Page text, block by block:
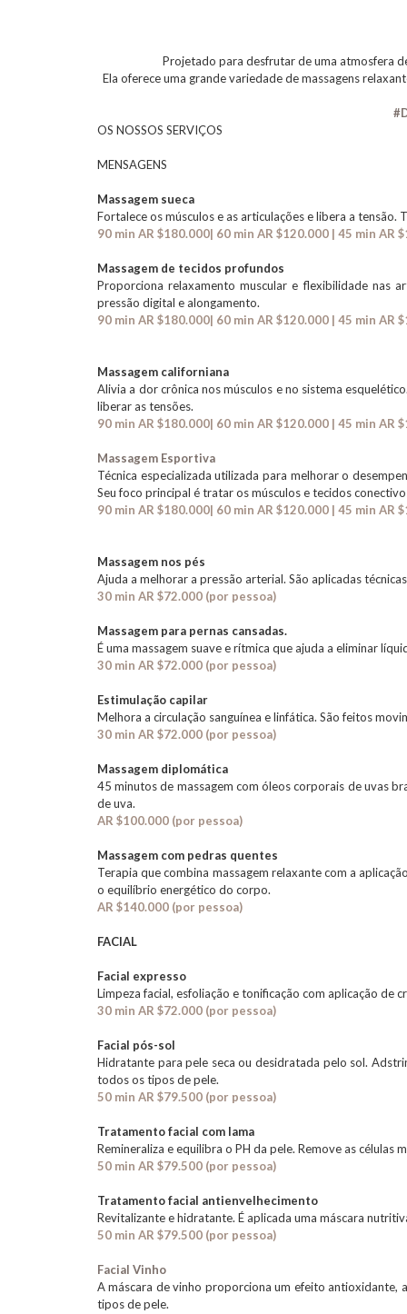
Projetado para desfrutar de uma atmosfera
Ela oferece uma grande variedade de massagens
OS NOSSOS SERVIÇOS
MENSAGENS
Massagem sueca
Fortalece os músculos e as articulações e libera a
90 min AR $180.000| 60 min AR $120.000 | 45 min AR
Massagem de tecidos profundos
Proporciona relaxamento muscular e flexibilidade nas
pressão digital e alongamento.
90 min AR $180.000| 60 min AR $120.000 | 45 min AR
Massagem californiana
Alivia a dor crônica nos músculos e no sistema
liberar as tensões.
90 min AR $180.000| 60 min AR $120.000 | 45 min AR
Massagem Esportiva
Técnica especializada utilizada para melhorar o
Seu foco principal é tratar os músculos e tecidos
90 min AR $180.000| 60 min AR $120.000 | 45 min AR
Massagem nos pés
Ajuda a melhorar a pressão arterial. São aplicadas
30 min AR $72.000 (por pessoa)
Massagem para pernas cansadas.
É uma massagem suave e rítmica que ajuda a eliminar
30 min AR $72.000 (por pessoa)
Estimulação capilar
Melhora a circulação sanguínea e linfática. São feitos
30 min AR $72.000 (por pessoa)
Massagem diplomática
45 minutos de massagem com óleos corporais de uvas
de uva.
AR $100.000 (por pessoa)
Massagem com pedras quentes
Terapia que combina massagem relaxante com a
o equilíbrio energético do corpo.
AR $140.000 (por pessoa)
FACIAL
Facial expresso
Limpeza facial, esfoliação e tonificação com aplicação de
30 min AR $72.000 (por pessoa)
Facial pós-sol
Hidratante para pele seca ou desidratada pelo sol.
todos os tipos de pele.
50 min AR $79.500 (por pessoa)
Tratamento facial com lama
Remineraliza e equilibra o PH da pele. Remove as células
50 min AR $79.500 (por pessoa)
Tratamento facial antienvelhecimento
Revitalizante e hidratante. É aplicada uma máscara
50 min AR $79.500 (por pessoa)
Facial Vinho
A máscara de vinho proporciona um efeito antioxidante,
tipos de pele.